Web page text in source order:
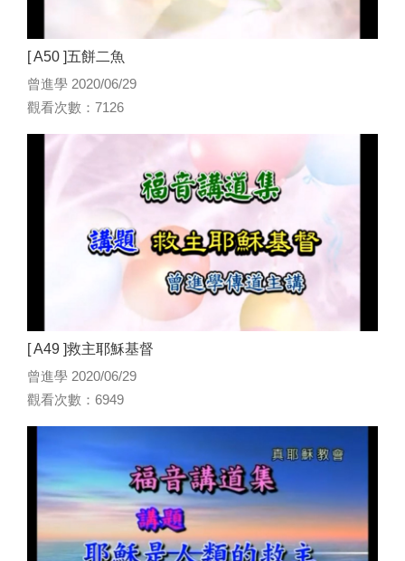
[ A50 ]五餅二魚
曾進學 2020/06/29
觀看次數：7126
[ A49 ]救主耶穌基督
曾進學 2020/06/29
觀看次數：6949